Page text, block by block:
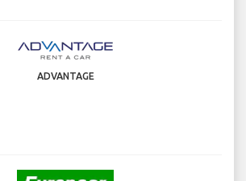
ADVANTAGE